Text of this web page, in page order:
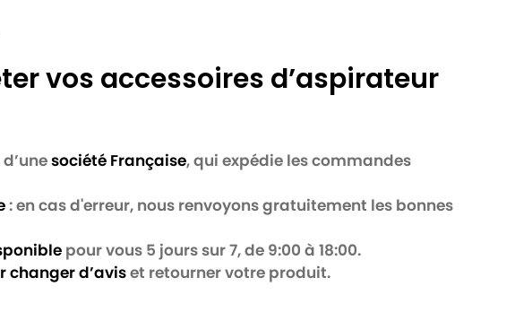
vos accessoires d’aspirateur
société Française, qui expédie les commandes
: en cas d'erreur, nous renvoyons gratuitement les bonnes
pour vous 5 jours sur 7, de 9:00 à 18:00.
changer d’aviset retourner votre produit.